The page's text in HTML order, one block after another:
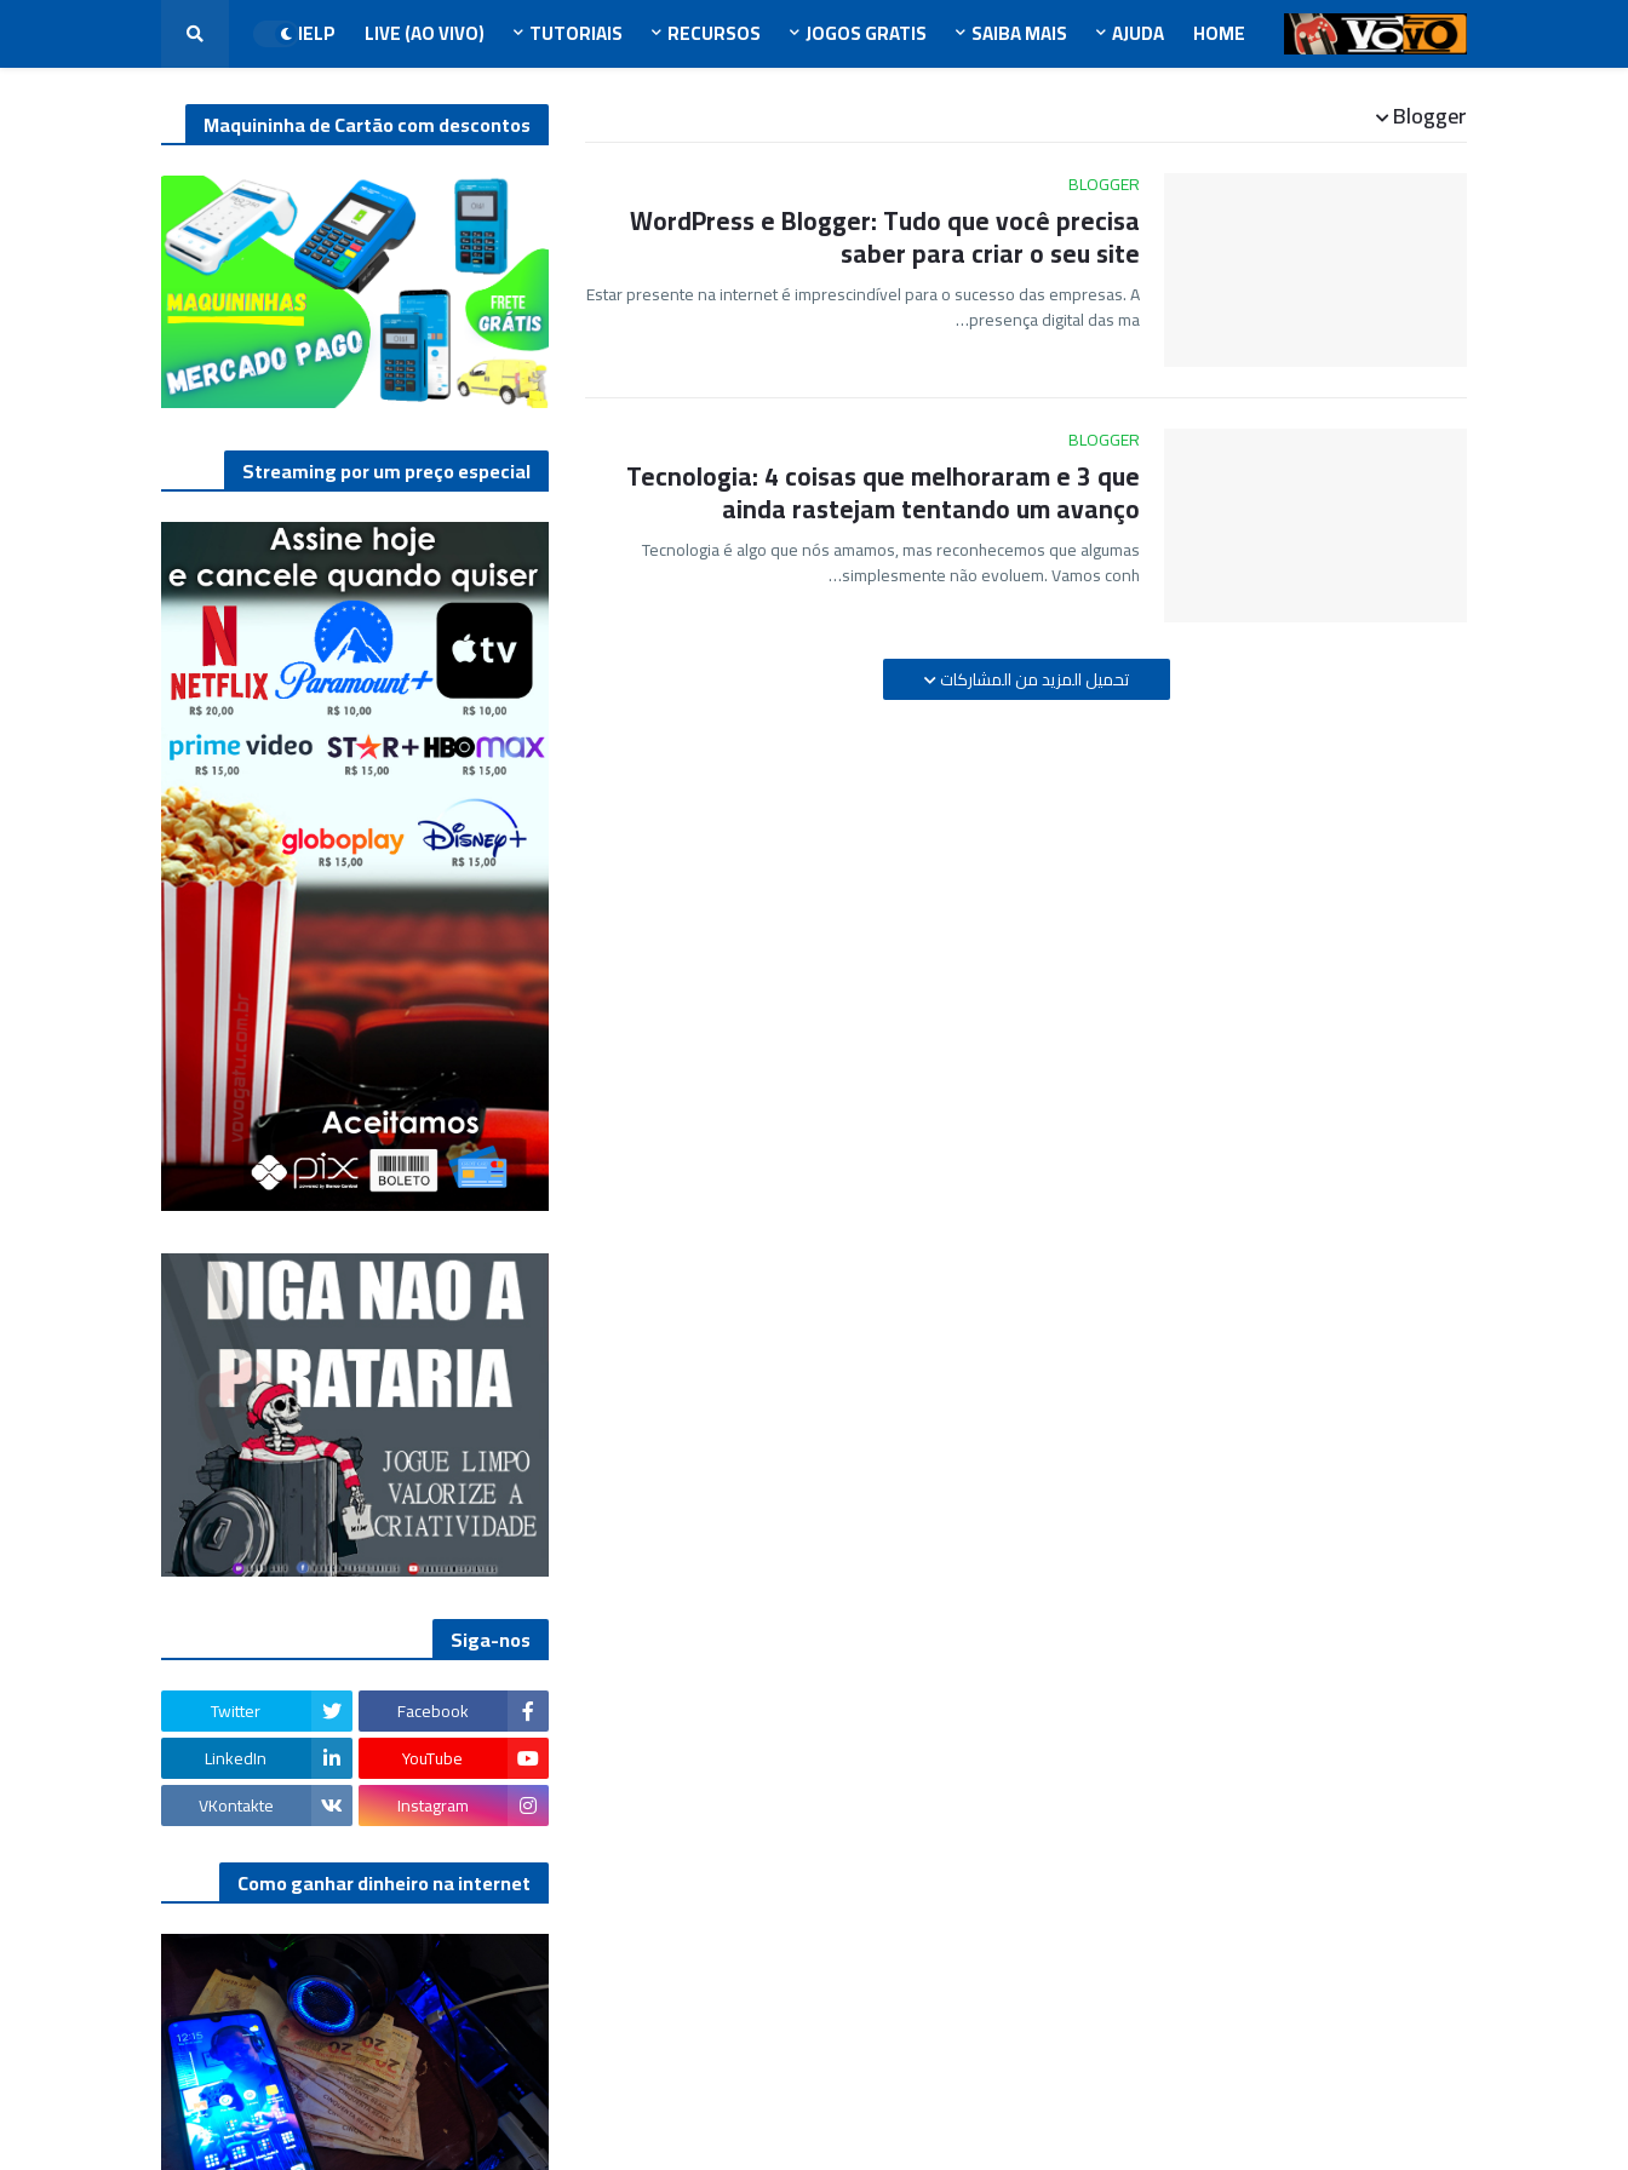
HOME
AJUDA
SAIBA MAIS
JOGOS GRATIS
RECURSOS
TUTORIAIS
LIVE (AO VIVO)
HELP
Blogger
BLOGGER
WordPress e Blogger: Tudo que você precisa
saber para criar o seu site
Estar presente na internet é imprescindível para o sucesso das empresas. A
presença digital das ma…
BLOGGER
Tecnologia: 4 coisas que melhoraram e 3 que
ainda rastejam tentando um avanço
Tecnologia é algo que nós amamos, mas reconhecemos que algumas
simplesmente não evoluem. Vamos conh…
تحميل المزيد من المشاركات
Maquininha de Cartão com descontos
Streaming por um preço especial
Siga-nos
Facebook
Twitter
YouTube
LinkedIn
Instagram
VKontakte
Como ganhar dinheiro na internet